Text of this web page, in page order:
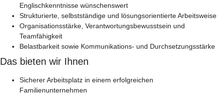
Englischkenntnisse wünschenswert
Strukturierte, selbstständige und lösungsorientierte Arbeitsweise
Organisationsstärke, Verantwortungsbewusstsein und
Teamfähigkeit
Belastbarkeit sowie Kommunikations- und Durchsetzungsstärke
Das bieten wir Ihnen
Sicherer Arbeitsplatz in einem erfolgreichen
Familienunternehmen